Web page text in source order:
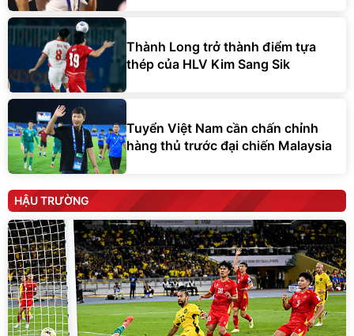
Thành Long trở thành điểm tựa
thép của HLV Kim Sang Sik
Tuyển Việt Nam cần chấn chỉnh
hàng thủ trước đại chiến Malaysia
HẬU TRƯỜNG